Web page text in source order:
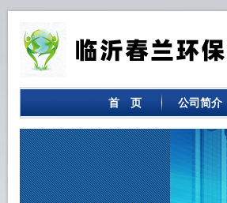
首 页 公司简介